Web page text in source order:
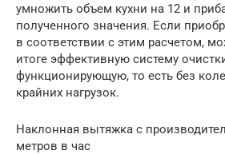
умножить объем кухни на 12 и
полученного значения. Если
в соответствии с этим расчетом,
итоге эффективную систему
функционирующую, то есть без
крайних нагрузок.
Наклонная вытяжка с
метров в час